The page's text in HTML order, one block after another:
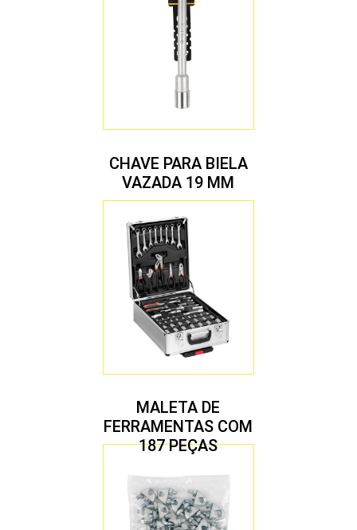
CHAVE PARA BIELA
VAZADA 19 MM
MALETA DE
FERRAMENTAS COM
187 PEÇAS